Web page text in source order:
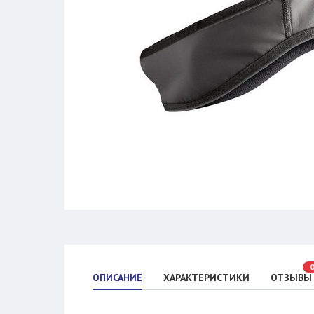
ОПИСАНИЕ ХАРАКТЕРИСТИКИ ОТЗЫВЫ
0